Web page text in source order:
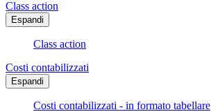
Class action
Espandi
Class action
Costi contabilizzati
Espandi
Costi contabilizzati - in formato tabellare